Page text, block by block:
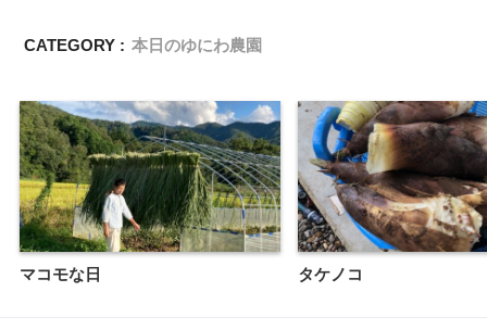
CATEGORY : 本日のゆにわ農園
マコモな日 タケノコ